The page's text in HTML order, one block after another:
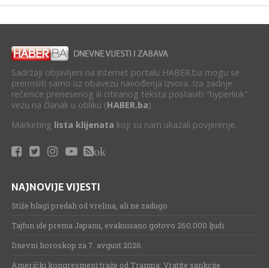
Sadržaji objavljeni na internet portalu HABER.ba mogu se
prenositi samo uz obavezu navođenja izvora. Iza zadnje
rečenice prenesenog ili citiranog teksta postaviti "hyperlink"
vezu na članak u obliku (HABER.ba).
Marketing lista klijenata koji su nam ukazali povjerenje.
ok
NAJNOVIJE VIJESTI
Stiže blagi predah od vrelina, ali ne zadugo
Tajfun ide prema Japanu, evakuisano gotovo 260.000 ljudi
Dnevni horoskop za 7. avgust 2026.
Američki kongresmeni traže od Trampa: Vratite sankcije